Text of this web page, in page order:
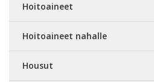
Hoitoaineet
Hoitoaineet nahalle
Housut